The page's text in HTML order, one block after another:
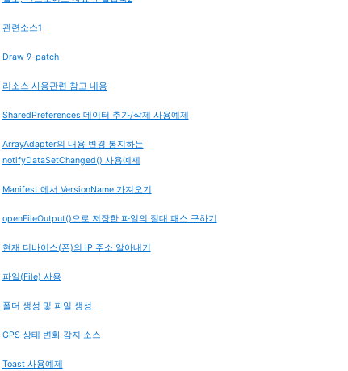
관련소스1
Draw 9-patch
리소스 사용관련 참고 내용
SharedPreferences 데이터 추가/삭제 사용예제
ArrayAdapter의 내용 변경 통지하는
notifyDataSetChanged() 사용예제
Manifest 에서 VersionName 가져오기
openFileOutput()으로 저장한 파일의 절대 패스 구하기
현재 디바이스(폰)의 IP 주소 알아내기
파일(File) 사용
폴더 생성 및 파일 생성
GPS 상태 변화 감지 소스
Toast 사용예제